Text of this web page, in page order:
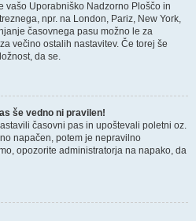
vašo Uporabniško Nadzorno Ploščo in
npr. na London, Pariz, New York,
časovnega pasu možno le za
večino ostalih nastavitev. Če torej še
da se.
še vedno ni pravilen!
časovni pas in upoštevali poletni oz.
napačen, potem je nepravilno
opozorite administratorja na napako, da